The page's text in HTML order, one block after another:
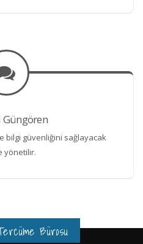
bilgi güvenliğini sağlayacak
yönetilir.
Bürosu